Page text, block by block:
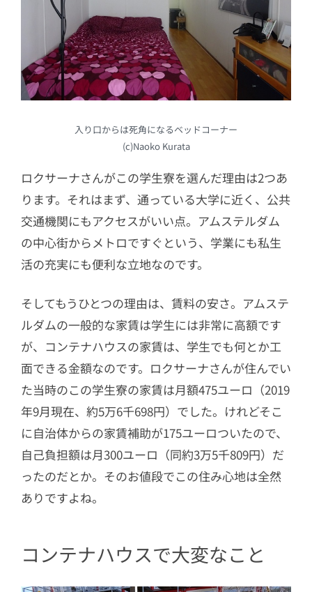
入り口からは死角になるベッドコーナー
(c)Naoko Kurata
ロクサーナさんがこの学生寮を選んだ理由は2つあ
ります。それはまず、通っている大学に近く、公共
交通機関にもアクセスがいい点。アムステルダム
の中心街からメトロですぐという、学業にも私生
活の充実にも便利な立地なのです。
そしてもうひとつの理由は、賃料の安さ。アムステ
ルダムの一般的な家賃は学生には非常に高額です
が、コンテナハウスの家賃は、学生でも何とか工
面できる金額なのです。ロクサーナさんが住んでい
た当時のこの学生寮の家賃は月額475ユーロ（2019
年9月現在、約5万6千698円）でした。けれどそこ
に自治体からの家賃補助が175ユーロついたので、
自己負担額は月300ユーロ（同約3万5千809円）だ
ったのだとか。そのお値段でこの住み心地は全然
ありですよね。
コンテナハウスで大変なこと